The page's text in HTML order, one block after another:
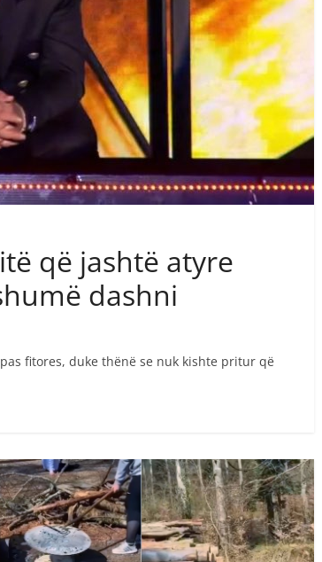
që jashtë atyre
dashni
fitores, duke thënë se nuk kishte pritur që